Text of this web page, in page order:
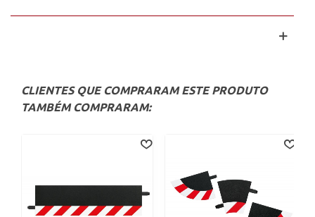
CLIENTES QUE COMPRARAM ESTE PRODUTO
TAMBÉM COMPRARAM: